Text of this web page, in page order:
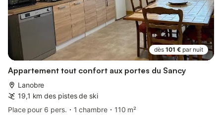
dès 101 € par nuit
Appartement tout confort aux portes du Sancy
Lanobre
19,1 km des pistes de ski
Place pour 6 pers.
1 chambre 110 m²